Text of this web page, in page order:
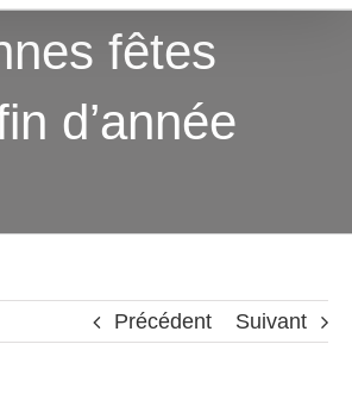
fêtes
d’année
Précédent Suivant